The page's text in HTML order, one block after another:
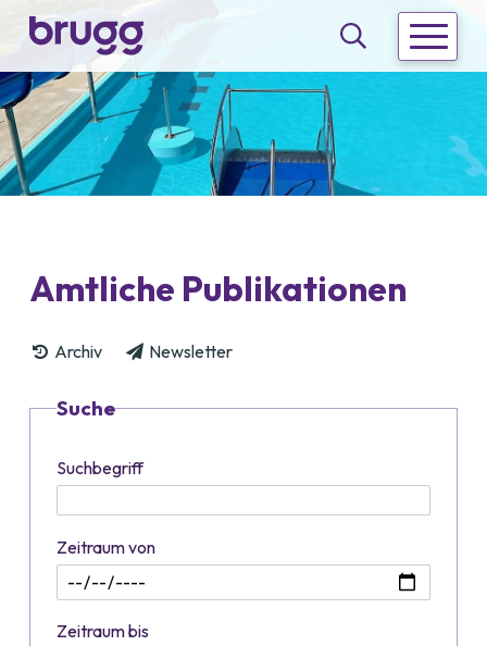
Navigieren in Brugg
Schnellnavigation
Suche
Amtliche Publikationen
Archiv Newsletter
Suche
Suchbegriff
Zeitraum von
Zeitraum bis